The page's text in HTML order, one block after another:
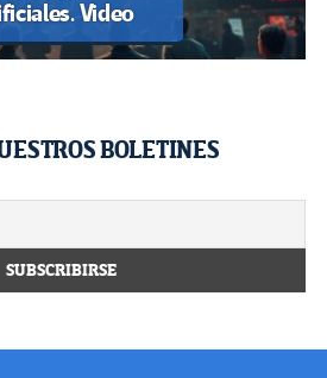
Video
BOLETINES